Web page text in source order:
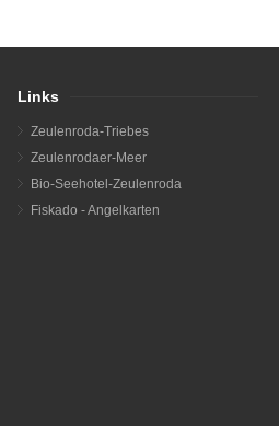
Links
Zeulenroda-Triebes
Zeulenrodaer-Meer
Bio-Seehotel-Zeulenroda
Fiskado - Angelkarten